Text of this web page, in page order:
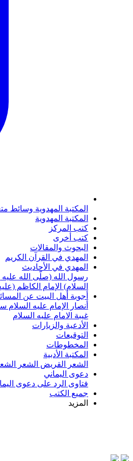
المكتبة المهدوية وسائط
المكتبة المهدوية
كتب المركز
كتب أخرى
البحوث والمقالات
المهدي في القرآن الكريم
المهدي في الأحاديث
رسول الله (صلّى الله عليه
السلام) الإمام الكاظم
أجوبة أهل البيت عن
أنصار الإمام عليه السلام
غيبة الامام عليه السلام
الأدعية والزيارات
التوقيعات
المخطوطات
المكتبة الأدبية
الشعر القريض الشعر
دعوى اليماني
فتاوى الرد على دعوى
جميع الكتب
المزيد